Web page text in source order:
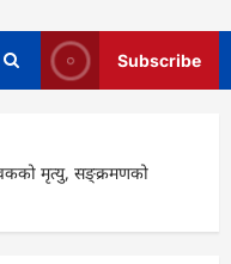
Subscribe
मृत्यु, सङ्क्रमणको